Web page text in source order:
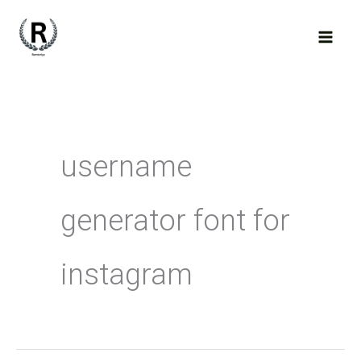
username
generator font for
instagram